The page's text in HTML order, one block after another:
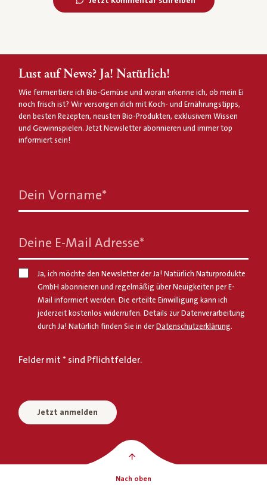
Lust auf News? Ja! Natürlich!
Wie fermentiere ich Bio-Gemüse und woran erkenne ich, ob mein Ei
noch frisch ist? Wir versorgen dich mit Koch- und Ernährungstipps,
den besten Rezepten, neusten Bio-Produkten, exklusivem Wissen
und Gewinnspielen. Jetzt Newsletter abonnieren und immer top
informiert sein!
Dein Vorname*
Deine E-Mail Adresse*
Ja, ich möchte den Newsletter der Ja! Natürlich Naturprodukte
GmbH abonnieren und regelmäßig über Neuigkeiten per E-
Mail informiert werden. Die erteilte Einwilligung kann ich
jederzeit kostenlos widerrufen. Details zur Datenverarbeitung
durch Ja! Natürlich finden Sie in der Datenschutzerklärung.
Felder mit * sind Pflichtfelder.
Jetzt anmelden
Nach oben